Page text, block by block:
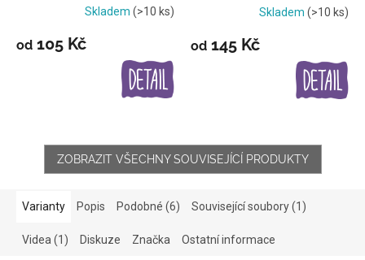
Skladem (>10 ks)
od 105 Kč
Skladem (>10 ks)
od 145 Kč
ZOBRAZIT VŠECHNY SOUVISEJÍCÍ PRODUKTY
Varianty Popis Podobné (6) Související soubory (1)
Videa (1) Diskuze Značka Ostatní informace